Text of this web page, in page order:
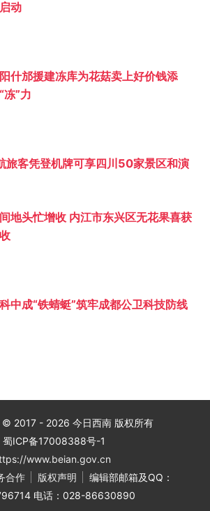
动
什邡援建冻库为花菇卖上好价钱添
冻”力
旅客凭登机牌可享四川50家景区和演
地头忙增收 内江市东兴区无花果喜获
中成“铁蜻蜓”筑牢成都公卫科技防线
2017 - 2026 今日西南 版权所有
蜀ICP备17008388号-1
www.beian.gov.cn
合作 版权声明
编辑部邮箱及QQ：
电话：028-86630890